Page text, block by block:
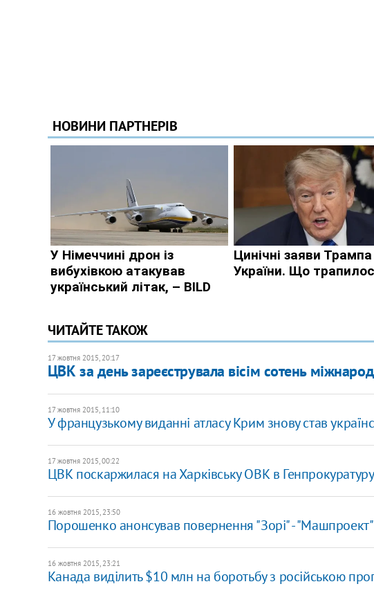
ЧИТАЙТЕ ТАКОЖ
17 жовтня 2015, 20:17
ЦВК за день зареєструвала вісім сотень
17 жовтня 2015, 11:10
У французькому виданні атласу Крим знову став
17 жовтня 2015, 00:22
ЦВК поскаржилася на Харківську ОВК в Генпрокуратуру
16 жовтня 2015, 23:50
Порошенко анонсував повернення "Зорі" -
16 жовтня 2015, 23:21
Канада виділить $10 млн на боротьбу з російською